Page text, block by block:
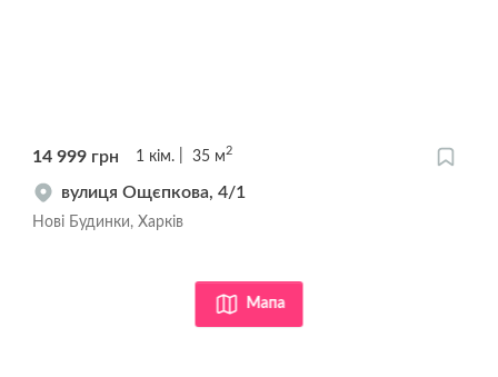
Мапа
14 999 грн 1 кім. 35 м2
вулиця Ощєпкова, 4/1
Нові Будинки, Харків